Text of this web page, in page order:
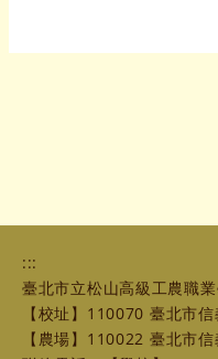
:::
臺北市立松山高級工農職
【校址】110070 臺北市
【農場】110022 臺北市